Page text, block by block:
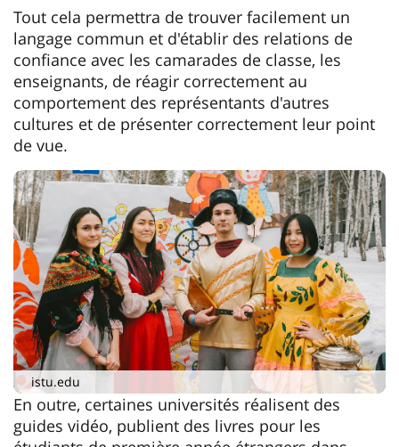
Tout cela permettra de trouver facilement un
langage commun et d'établir des relations de
confiance avec les camarades de classe, les
enseignants, de réagir correctement au
comportement des représentants d'autres
cultures et de présenter correctement leur point
de vue.
istu.edu
En outre, certaines universités réalisent des
guides vidéo, publient des livres pour les